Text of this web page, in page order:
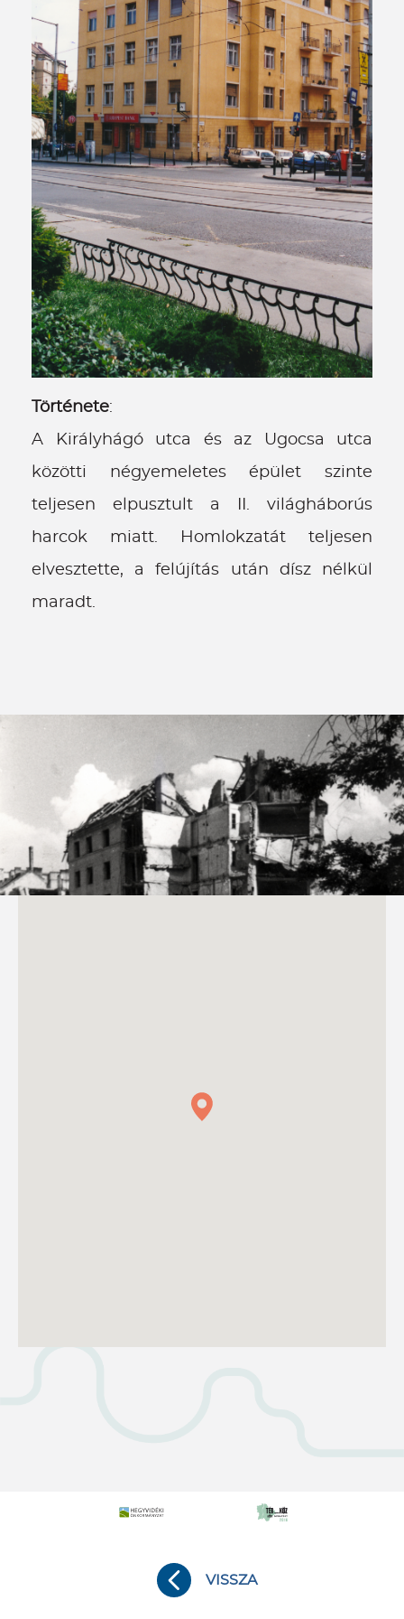
Története:
A Királyhágó utca és az Ugocsa utca
közötti négyemeletes épület szinte
teljesen elpusztult a II. világháborús
harcok miatt. Homlokzatát teljesen
elvesztette, a felújítás után dísz nélkül
maradt.
VISSZA